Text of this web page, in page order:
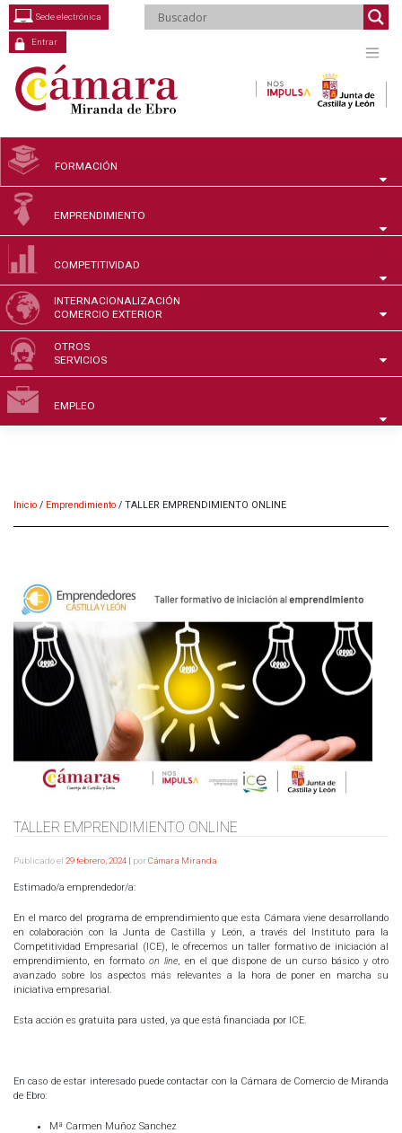
Saltar
contenido
Entrar
Sede electrónica
FORMACIÓN
EMPRENDIMIENTO
COMPETITIVIDAD
INTERNACIONALIZACIÓN
COMERCIO EXTERIOR
OTROS
SERVICIOS
EMPLEO
Inicio / Emprendimiento / TALLER EMPRENDIMIENTO ONLINE
TALLER EMPRENDIMIENTO ONLINE
Publicado el 29 febrero, 2024 | porCámara Miranda
Estimado/a emprendedor/a:
En el marco del programa de emprendimiento que esta Cámara viene desarrollando
en colaboración con la Junta de Castilla y León, a través del Instituto para la
Competitividad Empresarial (ICE), le ofrecemos un taller formativo de iniciación al
emprendimiento, en formato on line, en el que dispone de un curso básico y otro
avanzado sobre los aspectos más relevantes a la hora de poner en marcha su
iniciativa empresarial.
Esta acción es gratuita para usted, ya que está financiada por ICE.
En caso de estar interesado puede contactar con la Cámara de Comercio de Miranda
de Ebro:
Mª Carmen Muñoz Sanchez